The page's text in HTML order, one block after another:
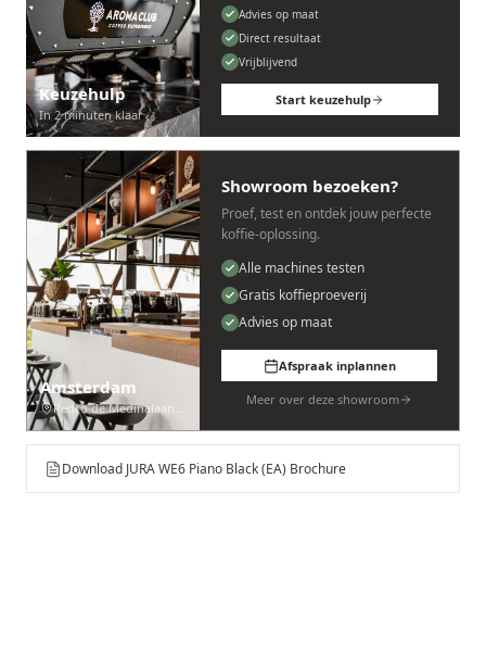
Keuzehulp
In 2 minuten klaar
Advies op maat
Direct resultaat
Vrijblijvend
Start keuzehulp
Amsterdam
Pedro de Medinalaan 53
Showroom bezoeken?
Proef, test en ontdek jouw perfecte
koffie-oplossing.
Alle machines testen
Gratis koffieproeverij
Advies op maat
Afspraak inplannen
Meer over deze showroom
Download JURA WE6 Piano Black (EA) Brochure